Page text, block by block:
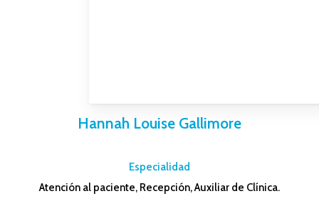
Hannah Louise Gallimore
Especialidad
Atención al paciente, Recepción, Auxiliar de Clínica.